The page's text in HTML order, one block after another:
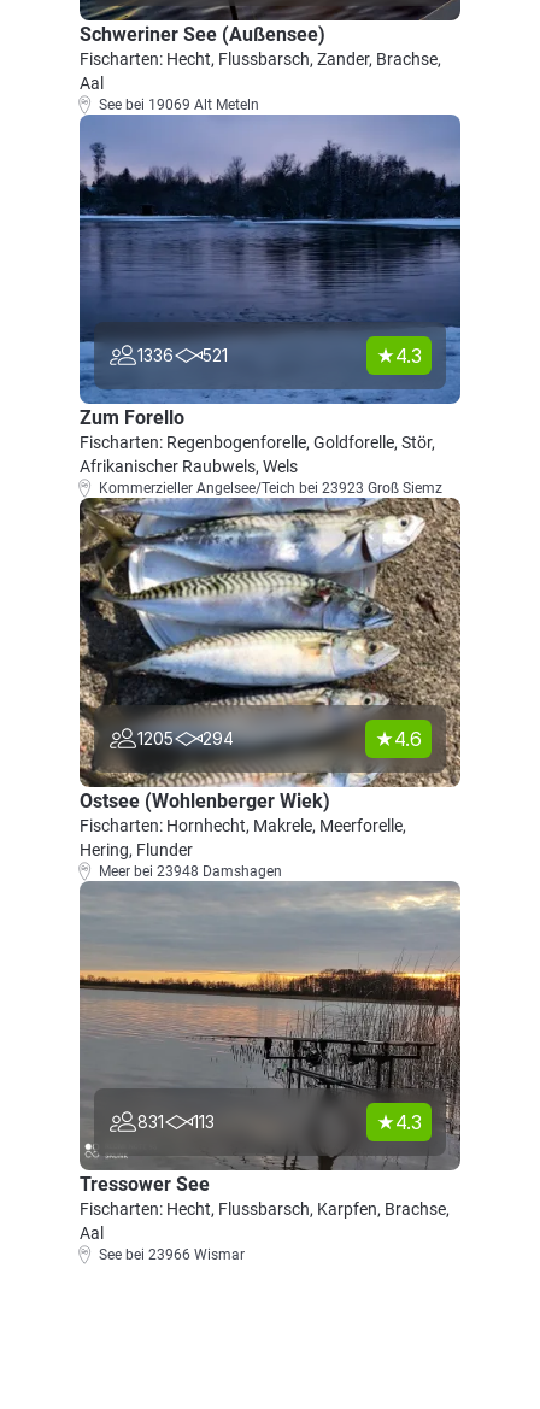
Schweriner See (Außensee)
Fischarten: Hecht, Flussbarsch, Zander, Brachse,
Aal
See bei 19069 Alt Meteln
1336 521 4.3
Zum Forello
Fischarten: Regenbogenforelle, Goldforelle, Stör,
Afrikanischer Raubwels, Wels
Kommerzieller Angelsee/Teich bei 23923 Groß Siemz
1205 294 4.6
Ostsee (Wohlenberger Wiek)
Fischarten: Hornhecht, Makrele, Meerforelle,
Hering, Flunder
Meer bei 23948 Damshagen
831 113 4.3
Tressower See
Fischarten: Hecht, Flussbarsch, Karpfen, Brachse,
Aal
See bei 23966 Wismar